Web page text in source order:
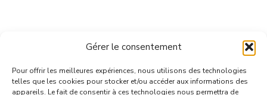
Gérer le consentement
Pour offrir les meilleures expériences, nous utilisons des technologies
telles que les cookies pour stocker et/ou accéder aux informations des
appareils. Le fait de consentir à ces technologies nous permettra de
CONFIDENTIALITE & COOKIES
GERER MES COOKIES
CONTACT